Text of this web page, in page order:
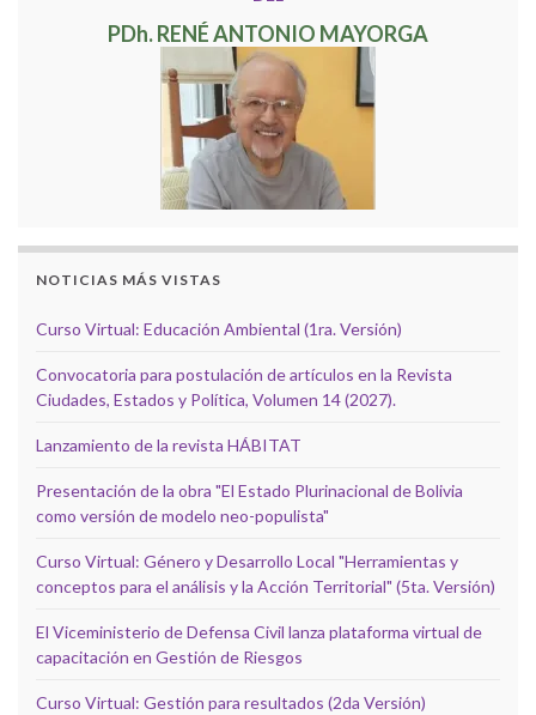
PDh. RENÉ ANTONIO MAYORGA
NOTICIAS MÁS VISTAS
Curso Virtual: Educación Ambiental (1ra. Versión)
Convocatoria para postulación de artículos en la Revista
Ciudades, Estados y Política, Volumen 14 (2027).
Lanzamiento de la revista HÁBITAT
Presentación de la obra "El Estado Plurinacional de Bolivia
como versión de modelo neo-populista"
Curso Virtual: Género y Desarrollo Local "Herramientas y
conceptos para el análisis y la Acción Territorial" (5ta. Versión)
El Viceministerio de Defensa Civil lanza plataforma virtual de
capacitación en Gestión de Riesgos
Curso Virtual: Gestión para resultados (2da Versión)